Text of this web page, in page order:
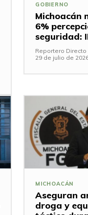
GOBIERNO
Michoacán
6%
seguridad:
Reportero Directo
29 de julio de
MICHOACÁN
Aseguran
droga y